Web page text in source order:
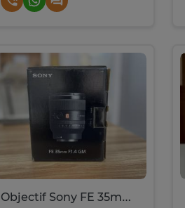
Objectif Sony FE 35mm F1.4 GM